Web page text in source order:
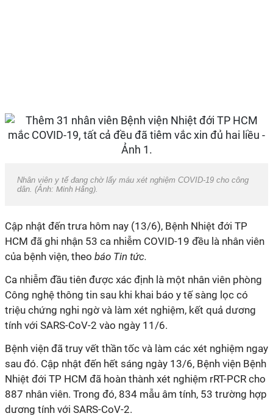
Nhân viên y tế đang chờ lấy máu xét nghiệm COVID-19 cho công
dân. (Ảnh: Minh Hằng).
Cập nhật đến trưa hôm nay (13/6), Bệnh Nhiệt đới TP
HCM đã ghi nhận 53 ca nhiễm COVID-19 đều là nhân viên
của bệnh viện, theo báo Tin tức.
Ca nhiễm đầu tiên được xác định là một nhân viên phòng
Công nghệ thông tin sau khi khai báo y tế sàng lọc có
triệu chứng nghi ngờ và làm xét nghiệm, kết quả dương
tính với SARS-CoV-2 vào ngày 11/6.
Bệnh viện đã truy vết thần tốc và làm các xét nghiệm ngay
sau đó. Cập nhật đến hết sáng ngày 13/6, Bệnh viện Bệnh
Nhiệt đới TP HCM đã hoàn thành xét nghiệm rRT-PCR cho
887 nhân viên. Trong đó, 834 mẫu âm tính, 53 trường hợp
dương tính với SARS-CoV-2.